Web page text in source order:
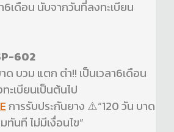
6เดือน นับจากวันที่ลงทะเบียน
602
บวม แตก ตำ!! เป็นเวลา6เดือน
ะเบียนเป็นต้นไป
การรับประกันยาง ⚠️“120 วัน บาด
ทันที ไม่มีเงื่อนไข”